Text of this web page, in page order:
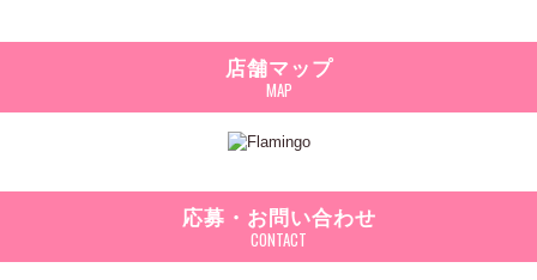
店舗マップ
応募・お問い合わせ